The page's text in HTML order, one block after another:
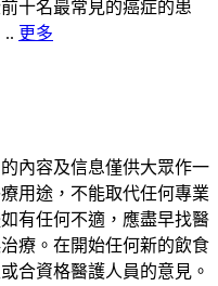
十名最常見的癌症的患
.. 更多
內容及信息僅供大眾作一
用途，不能取代任何專業
有任何不適，應盡早找醫
療。在開始任何新的飲食
合資格醫護人員的意見。